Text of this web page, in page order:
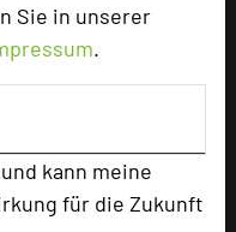
Sie in unserer
.
kann meine
für die Zukunft
450